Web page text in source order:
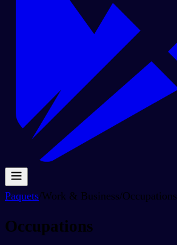
Paquets/Work & Business/Occupations
Occupations